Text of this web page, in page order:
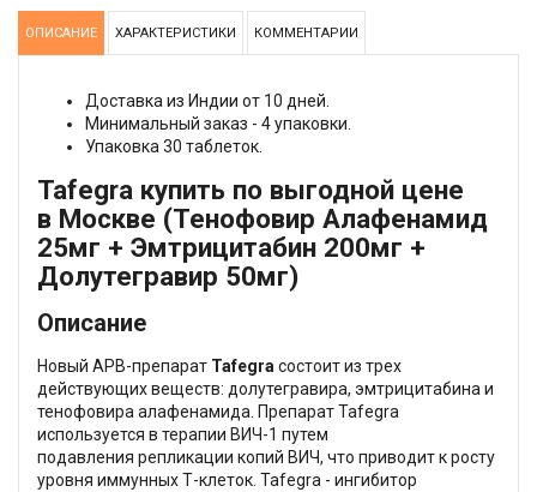
ОПИСАНИЕ ХАРАКТЕРИСТИКИ КОММЕНТАРИИ
Доставка из Индии от 10 дней.
Минимальный заказ - 4 упаковки.
Упаковка 30 таблеток.
Tafegra купить по выгодной цене
в Москве (Тенофовир Алафенамид
25мг + Эмтрицитабин 200мг +
Долутегравир 50мг)
Описание
Новый АРВ-препарат Tafegra состоит из трех
действующих веществ: долутегравира, эмтрицитабина и
тенофовира алафенамида. Препарат Tafegra
используется в терапии ВИЧ-1 путем
подавления репликации копий ВИЧ, что приводит к росту
уровня иммунных Т-клеток. Tafegra - ингибитор